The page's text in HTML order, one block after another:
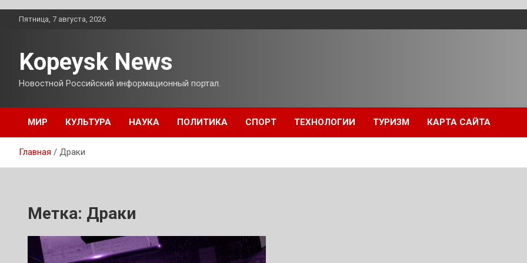
ПерейтиПятница, 7 августа, 2026
Kopeysk News
Новостной Российский информационный портал.
МИР КУЛЬТУРА НАУКА ПОЛИТИКА СПОРТ ТЕХНОЛОГИИ ТУРИЗМ КАРТА САЙТА
Главная Драки
Метка: Драки